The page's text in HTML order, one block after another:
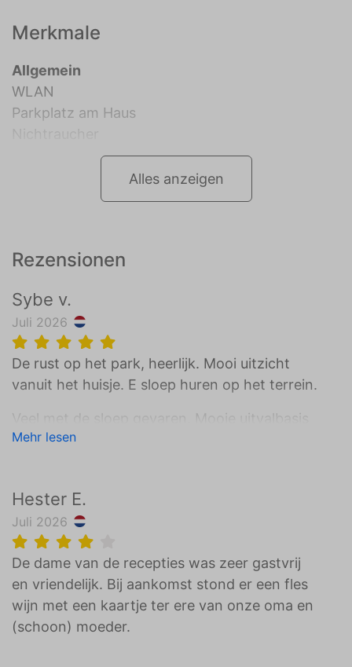
Merkmale
Allgemein
WLAN
Parkplatz am Haus
Alles anzeigen
Rezensionen
Sybe v.
Juli 2026
De rust op het park, heerlijk. Mooi uitzicht
vanuit het huisje. E sloep huren op het terrein.
Veel met de sloep gevaren. Mooie uitvalbasis
om de omgeving te verkennen.
Jammer dat mensen twee auto’s parkeren op
hun terrein terwijl er maar plek is voor een.
Dan kom je met veel moeite van je eigen plek.
Mogelijk beter handhaven.
Mehr lesen
Hester E.
Juli 2026
De dame van de recepties was zeer gastvrij
en vriendelijk. Bij aankomst stond er een fles
wijn met een kaartje ter ere van onze oma en
(schoon) moeder.